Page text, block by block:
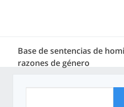
Base de sentencias de
razones de género